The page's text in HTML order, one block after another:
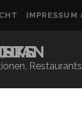
IMPRESSUM